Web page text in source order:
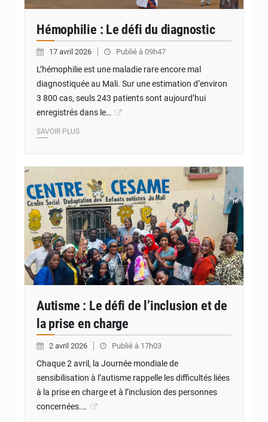
Hémophilie : Le défi du diagnostic
17 avril 2026 Publié à 09h47
L’hémophilie est une maladie rare encore mal
diagnostiquée au Mali. Sur une estimation d’environ
3 800 cas, seuls 243 patients sont aujourd’hui
enregistrés dans le…
SAVOIR PLUS
© Centre Césame
Autisme : Le défi de l’inclusion et de
la prise en charge
2 avril 2026 Publié à 17h03
Chaque 2 avril, la Journée mondiale de
sensibilisation à l’autisme rappelle les difficultés liées
à la prise en charge et à l’inclusion des personnes
concernées.…